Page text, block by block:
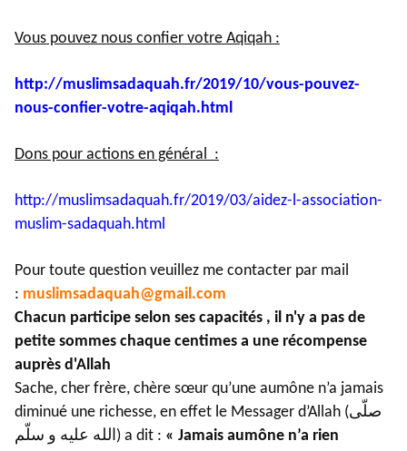
Vous pouvez nous confier votre Aqiqah :
http://muslimsadaquah.fr/2019/10/vous-pouvez-
nous-confier-votre-aqiqah.html
Dons pour actions en général :
http://muslimsadaquah.fr/2019/03/aidez-l-association-
muslim-sadaquah.html
Pour toute question veuillez me contacter par mail
: muslimsadaquah@gmail.com
Chacun participe selon ses capacités , il n'y a pas de
petite sommes chaque centimes a une récompense
auprès d'Allah
Sache, cher frère, chère sœur qu’une aumône n’a jamais
diminué une richesse, en effet le Messager d’Allah (صلّى
الله عليه و سلّم) a dit : « Jamais aumône n’a rien